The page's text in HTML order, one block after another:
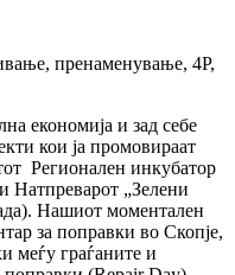
пренаменување, 4Р,
економијa и зад себе
кои ја промовираат
Регионален инкубатор
Натпреварот „Зелени
Нашиот моментален
за поправки во Скопје,
меѓу граѓаните и